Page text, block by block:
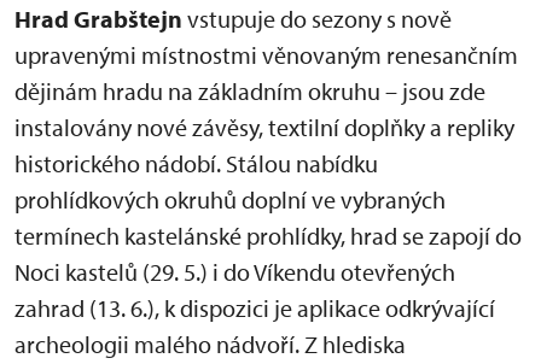
Hrad Grabštejn vstupuje do sezony s nově
upravenými místnostmi věnovaným renesančním
dějinám hradu na základním okruhu – jsou zde
instalovány nové závěsy, textilní doplňky a repliky
historického nádobí. Stálou nabídku
prohlídkových okruhů doplní ve vybraných
termínech kastelánské prohlídky, hrad se zapojí do
Noci kastelů (29. 5.) i do Víkendu otevřených
zahrad (13. 6.), k dispozici je aplikace odkrývající
archeologii malého nádvoří. Z hlediska